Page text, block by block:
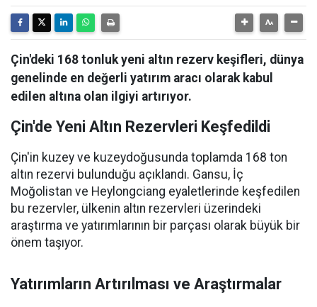
Çin'deki 168 tonluk yeni altın rezerv keşifleri, dünya
genelinde en değerli yatırım aracı olarak kabul
edilen altına olan ilgiyi artırıyor.
Çin'de Yeni Altın Rezervleri Keşfedildi
Çin'in kuzey ve kuzeydoğusunda toplamda 168 ton
altın rezervi bulunduğu açıklandı. Gansu, İç
Moğolistan ve Heylongciang eyaletlerinde keşfedilen
bu rezervler, ülkenin altın rezervleri üzerindeki
araştırma ve yatırımlarının bir parçası olarak büyük bir
önem taşıyor.
Yatırımların Artırılması ve Araştırmalar